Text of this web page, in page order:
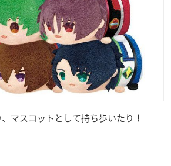
マスコットとして持ち歩いたり！